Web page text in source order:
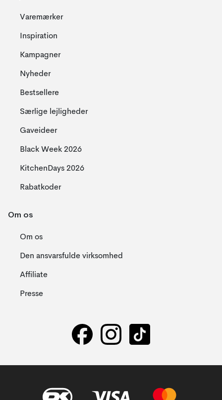
Varemærker
Inspiration
Kampagner
Nyheder
Bestsellere
Særlige lejligheder
Gaveideer
Black Week 2026
KitchenDays 2026
Rabatkoder
Om os
Om os
Den ansvarsfulde virksomhed
Affiliate
Presse